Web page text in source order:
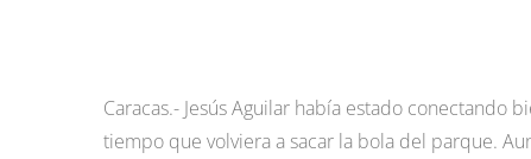
Caracas.- Jesús Aguilar había estado
tiempo que volviera a sacar la bola del parque.